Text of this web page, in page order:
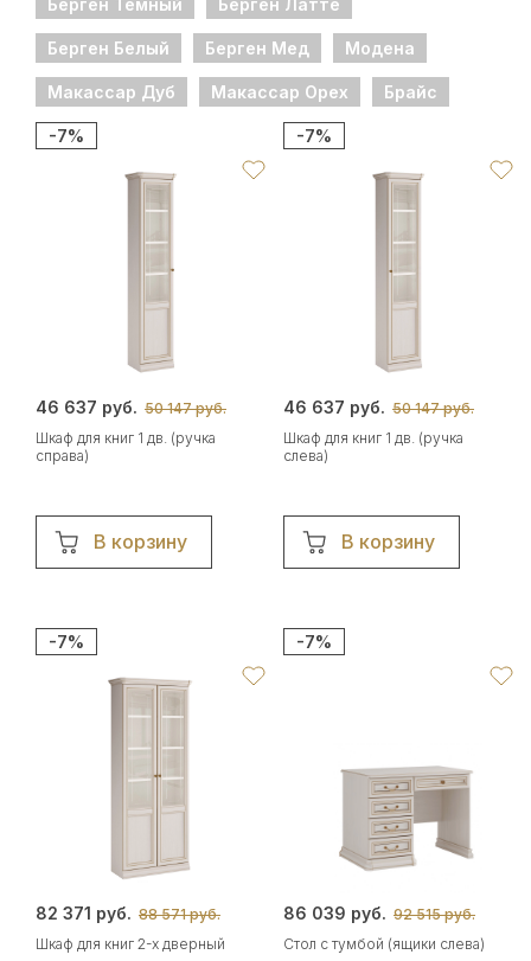
Берген Темный Берген Латте
Берген Белый Берген Мед Модена
Макассар Дуб Макассар Орех Брайс
-7%
46 637 руб. 50 147 руб.
Шкаф для книг 1 дв. (ручка
справа)
В корзину
-7%
46 637 руб. 50 147 руб.
Шкаф для книг 1 дв. (ручка
слева)
В корзину
-7%
82 371 руб. 88 571 руб.
Шкаф для книг 2-х дверный
-7%
86 039 руб. 92 515 руб.
Стол с тумбой (ящики слева)